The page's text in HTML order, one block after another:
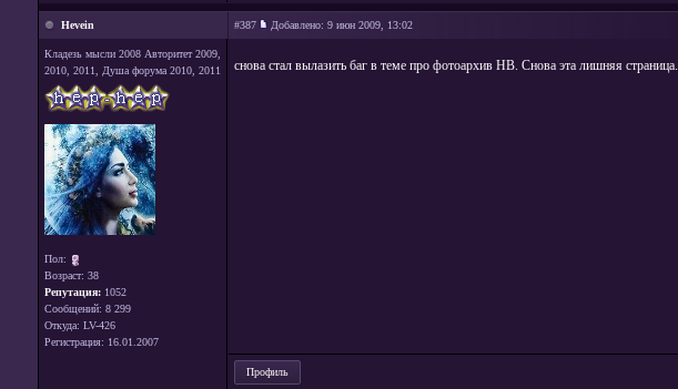
Hevein
Кладезь мысли 2008 Авторитет 2009,
2010, 2011, Душа форума 2010, 2011
Пол:
Возраст: 38
Репутация: 1052
Сообщений: 8 299
Откуда: LV-426
Регистрация: 16.01.2007
#387 Добавлено: 9 июн 2009, 13:02
снова стал вылазить баг в теме про фотоархив НВ. Снова эта лишняя страница.
Профиль